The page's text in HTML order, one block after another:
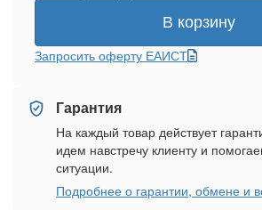
В корзину
Запросить оферту ЕАИСТ
Гарантия
На каждый товар действует
идем навстречу клиенту и
ситуации.
Подробнее о гарантии, обмене и